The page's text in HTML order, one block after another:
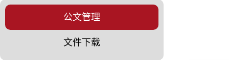
公文管理
文件下载